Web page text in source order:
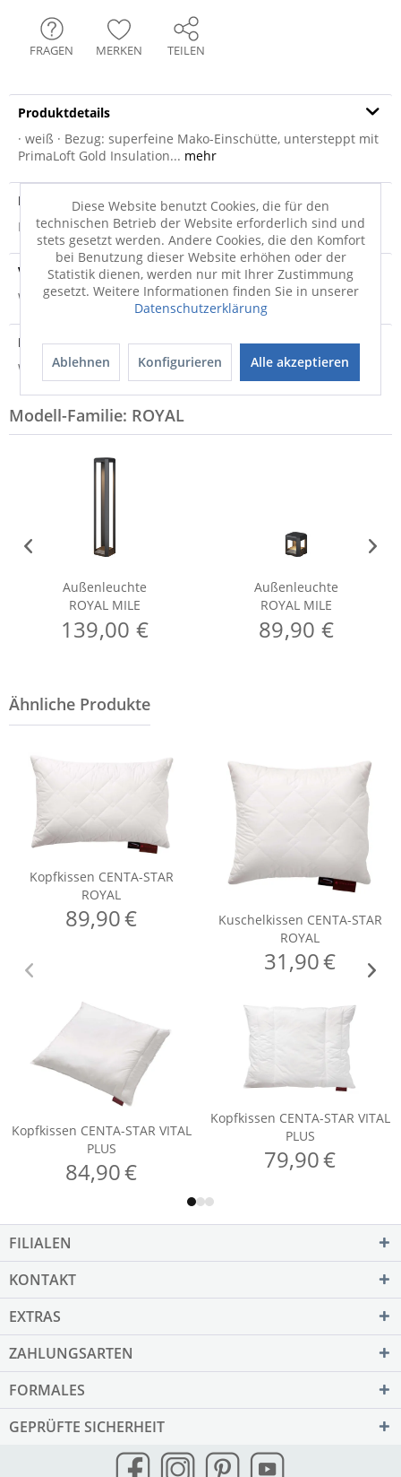
FRAGEN MERKEN TEILEN
Produktdetails
· weiß · Bezug: superfeine Mako-Einschütte, untersteppt mit
PrimaLoft Gold Insulation... mehr
Produktsicherheit
Produktsicherheit
Versandinfo
Weitere Informationen zum Versand...
Hersteller
Weitere Informationen zum Hersteller...
Modell-Familie: ROYAL
Außenleuchte
ROYAL MILE
139,00 €
Außenleuchte
ROYAL MILE
89,90 €
FILIALEN
KONTAKT
EXTRAS
ZAHLUNGSARTEN
FORMALES
GEPRÜFTE SICHERHEIT
Diese Website benutzt Cookies, die für den
technischen Betrieb der Website erforderlich sind und
stets gesetzt werden. Andere Cookies, die den Komfort
bei Benutzung dieser Website erhöhen oder der
Statistik dienen, werden nur mit Ihrer Zustimmung
gesetzt. Weitere Informationen finden Sie in unserer
Datenschutzerklärung
Ablehnen Konfigurieren Alle akzeptieren